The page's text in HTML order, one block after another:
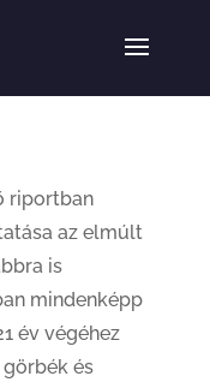
riportban
az elmúlt
is
mindenképp
év végéhez
és